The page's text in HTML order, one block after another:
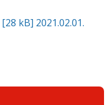
[28 kB] 2021.02.01.